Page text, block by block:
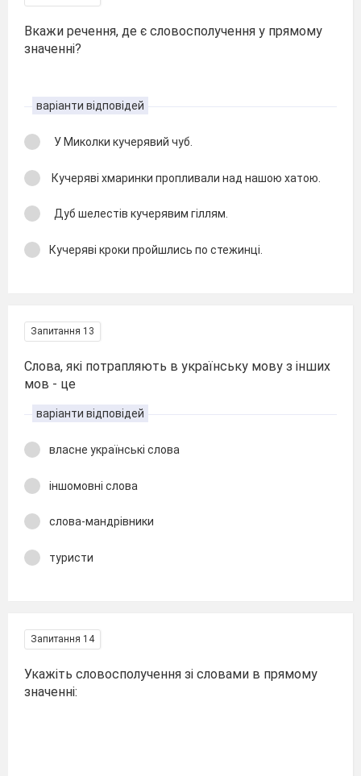
Вкажи речення, де є словосполучення у прямому
значенні?
варіанти відповідей
У Миколки кучерявий чуб.
Кучеряві хмаринки пропливали над нашою хатою.
Дуб шелестів кучерявим гіллям.
Кучеряві кроки пройшлись по стежинці.
Запитання 13
Слова, які потрапляють в українську мову з інших
мов - це
варіанти відповідей
власне українські слова
іншомовні слова
слова-мандрівники
туристи
Запитання 14
Укажіть словосполучення зі словами в прямому
значенні: